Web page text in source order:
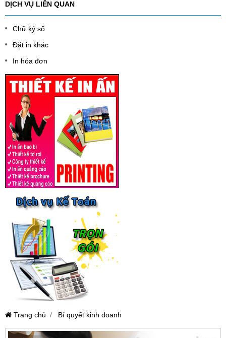
DỊCH VỤ LIÊN QUAN
Chữ ký số
Đặt in khác
In hóa đơn
Trang chủ Bí quyết kinh doanh